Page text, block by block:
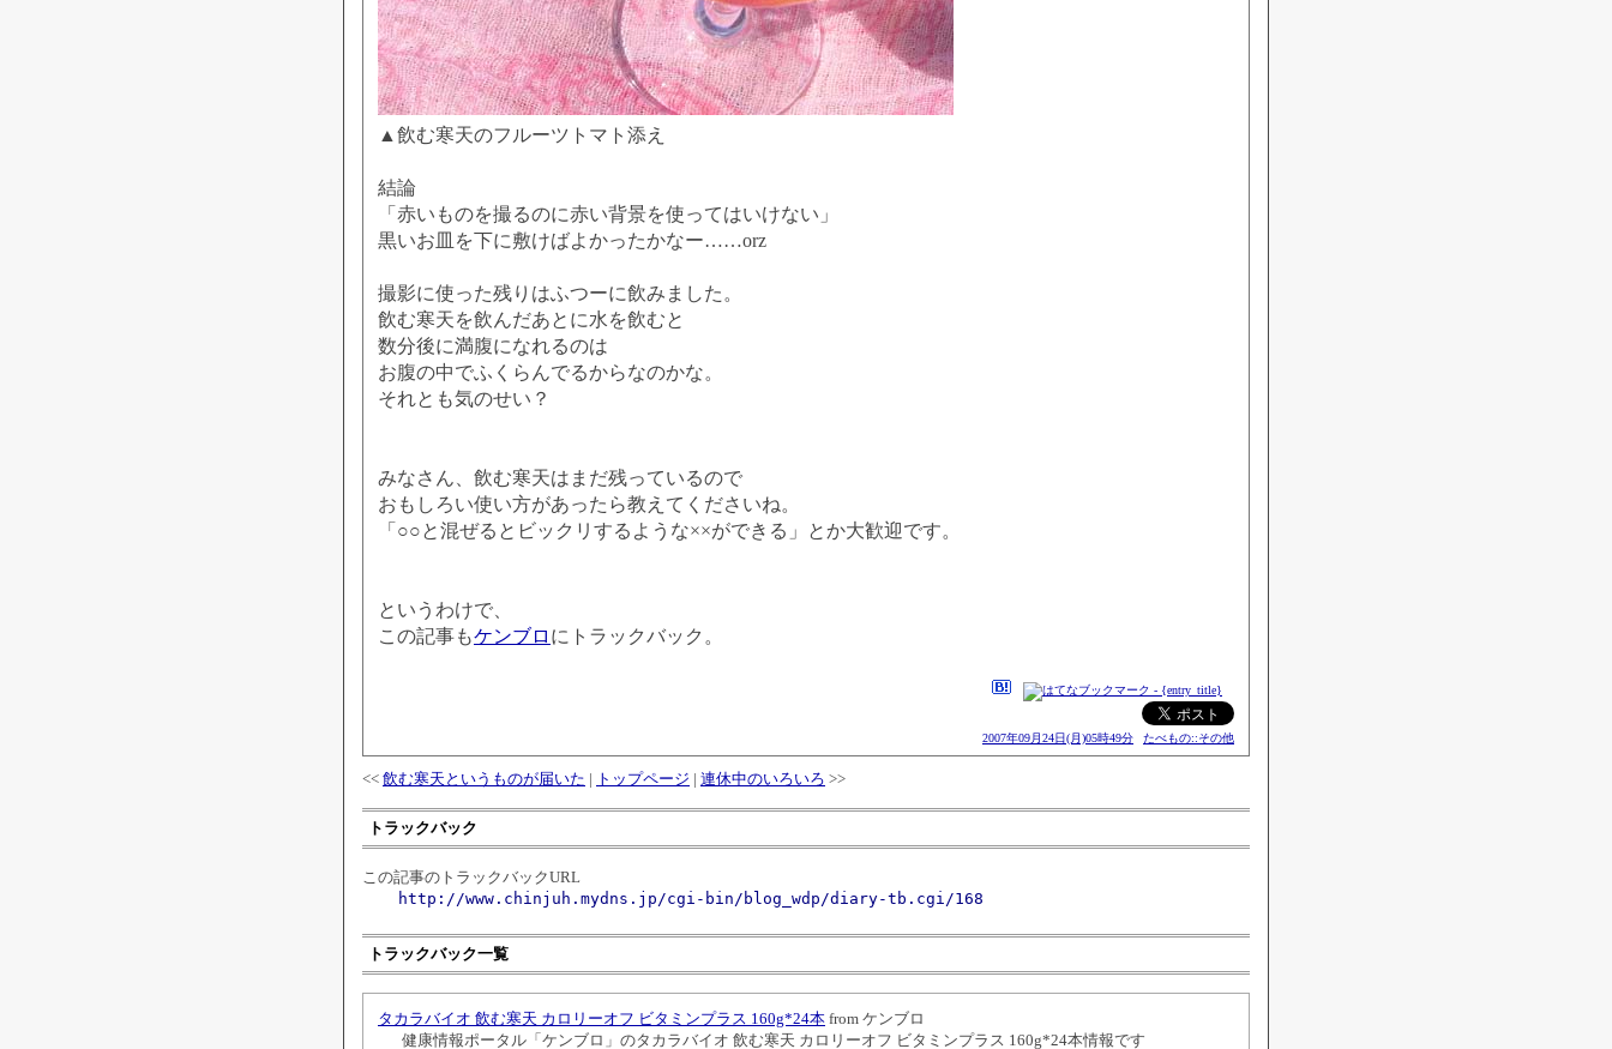
▲飲む寒天のフルーツトマト添え
結論
「赤いものを撮るのに赤い背景を使ってはいけない」
黒いお皿を下に敷けばよかったかなー……orz
撮影に使った残りはふつーに飲みました。
飲む寒天を飲んだあとに水を飲むと
数分後に満腹になれるのは
お腹の中でふくらんでるからなのかな。
それとも気のせい？
みなさん、飲む寒天はまだ残っているので
おもしろい使い方があったら教えてくださいね。
「○○と混ぜるとビックリするような××ができる」とか大歓迎です。
というわけで、
この記事もケンブロ にトラックバック。
2007年09月24日(月)05時49分 たべもの::その他
<< 飲む寒天というものが届いた | トップページ | 連休中のいろいろ >>
トラックバック
この記事のトラックバックURL
http://www.chinjuh.mydns.jp/cgi-bin/blog_wdp/diary-tb.cgi/168
トラックバック一覧
タカラバイオ 飲む寒天 カロリーオフ ビタミンプラス 160g*24本 from ケンブロ
健康情報ポータル「ケンブロ」のタカラバイオ 飲む寒天 カロリーオフ ビタミンプラス 160g*24本情報です